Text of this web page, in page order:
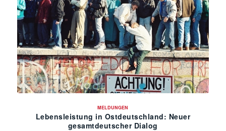
MELDUNGEN
Lebensleistung in Ostdeutschland: Neuer
gesamtdeutscher Dialog